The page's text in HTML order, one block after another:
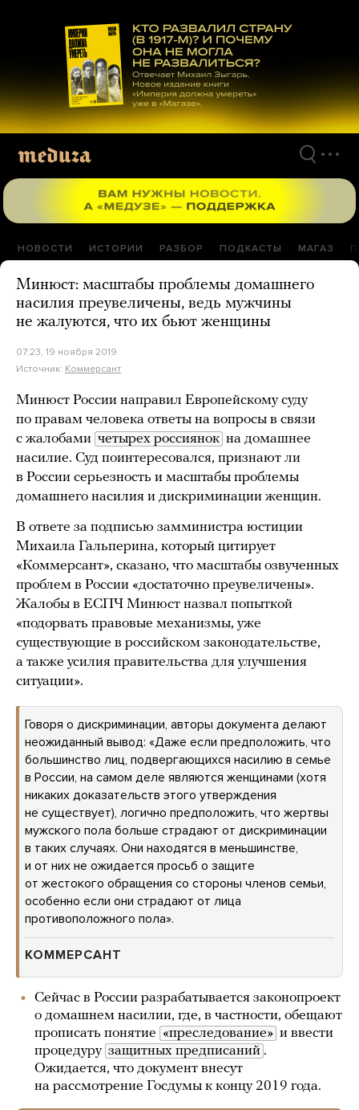
материалам
НОВОСТИ ИСТОРИИ РАЗБОР ПОДКАСТЫ МАГАЗ
Минюст: масштабы проблемы домашнего
насилия преувеличены, ведь мужчины
не жалуются, что их бьют женщины
07:23, 19 ноября 2019
Источник: Коммерсант
Минюст России направил Европейскому суду
по правам человека ответы на вопросы в связи
с жалобами четырех россиянок на домашнее
насилие. Суд поинтересовался, признают ли
в России серьезность и масштабы проблемы
домашнего насилия и дискриминации женщин.
В ответе за подписью замминистра юстиции
Михаила Гальперина, который цитирует
«Коммерсант», сказано, что масштабы озвученных
проблем в России «достаточно преувеличены».
Жалобы в ЕСПЧ Минюст назвал попыткой
«подорвать правовые механизмы, уже
существующие в российском законодательстве,
а также усилия правительства для улучшения
ситуации».
Говоря о дискриминации, авторы документа делают
неожиданный вывод: «Даже если предположить, что
большинство лиц, подвергающихся насилию в семье
в России, на самом деле являются женщинами (хотя
никаких доказательств этого утверждения
не существует), логично предположить, что жертвы
мужского пола больше страдают от дискриминации
в таких случаях. Они находятся в меньшинстве,
и от них не ожидается просьб о защите
от жестокого обращения со стороны членов семьи,
особенно если они страдают от лица
противоположного пола».
КОММЕРСАНТ
Сейчас в России разрабатывается законопроект
о домашнем насилии, где, в частности, обещают
прописать понятие «преследование» и ввести
процедуру защитных предписаний .
Ожидается, что документ внесут
на рассмотрение Госдумы к концу 2019 года.